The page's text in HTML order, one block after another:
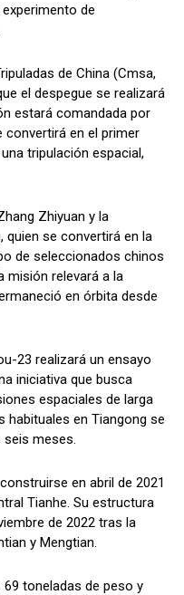
de
de China (Cmsa,
el despegue se realizará
estará comandada por
convertirá en el primer
tripulación espacial,
Zhiyuan y la
quien se convertirá en la
de seleccionados chinos
misión relevará a la
en órbita desde
23 realizará un ensayo
iniciativa que busca
espaciales de larga
habituales en Tiangong se
seis meses.
en abril de 2021
Tianhe. Su estructura
de 2022 tras la
y Mengtian.
toneladas de peso y